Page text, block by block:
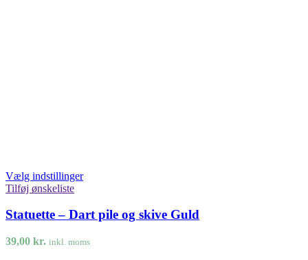
Vælg indstillinger
Tilføj ønskeliste
Statuette – Dart pile og skive Guld
39,00 kr. inkl. moms